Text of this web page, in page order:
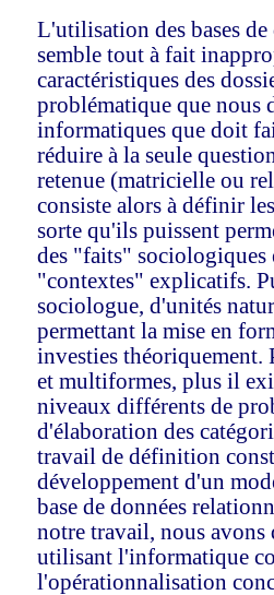
L'utilisation des bases
semble tout à fait
caractéristiques des
problématique que nous
informatiques que doit
réduire à la seule
retenue (matricielle ou
consiste alors à définir
sorte qu'ils puissent
des "faits" sociologiques
"contextes" explicatifs.
sociologue, d'unités
permettant la mise en
investies théoriquement.
et multiformes, plus il
niveaux différents de
d'élaboration des
travail de définition
développement d'un
base de données
notre travail, nous avons
utilisant l'informatique
l'opérationnalisation